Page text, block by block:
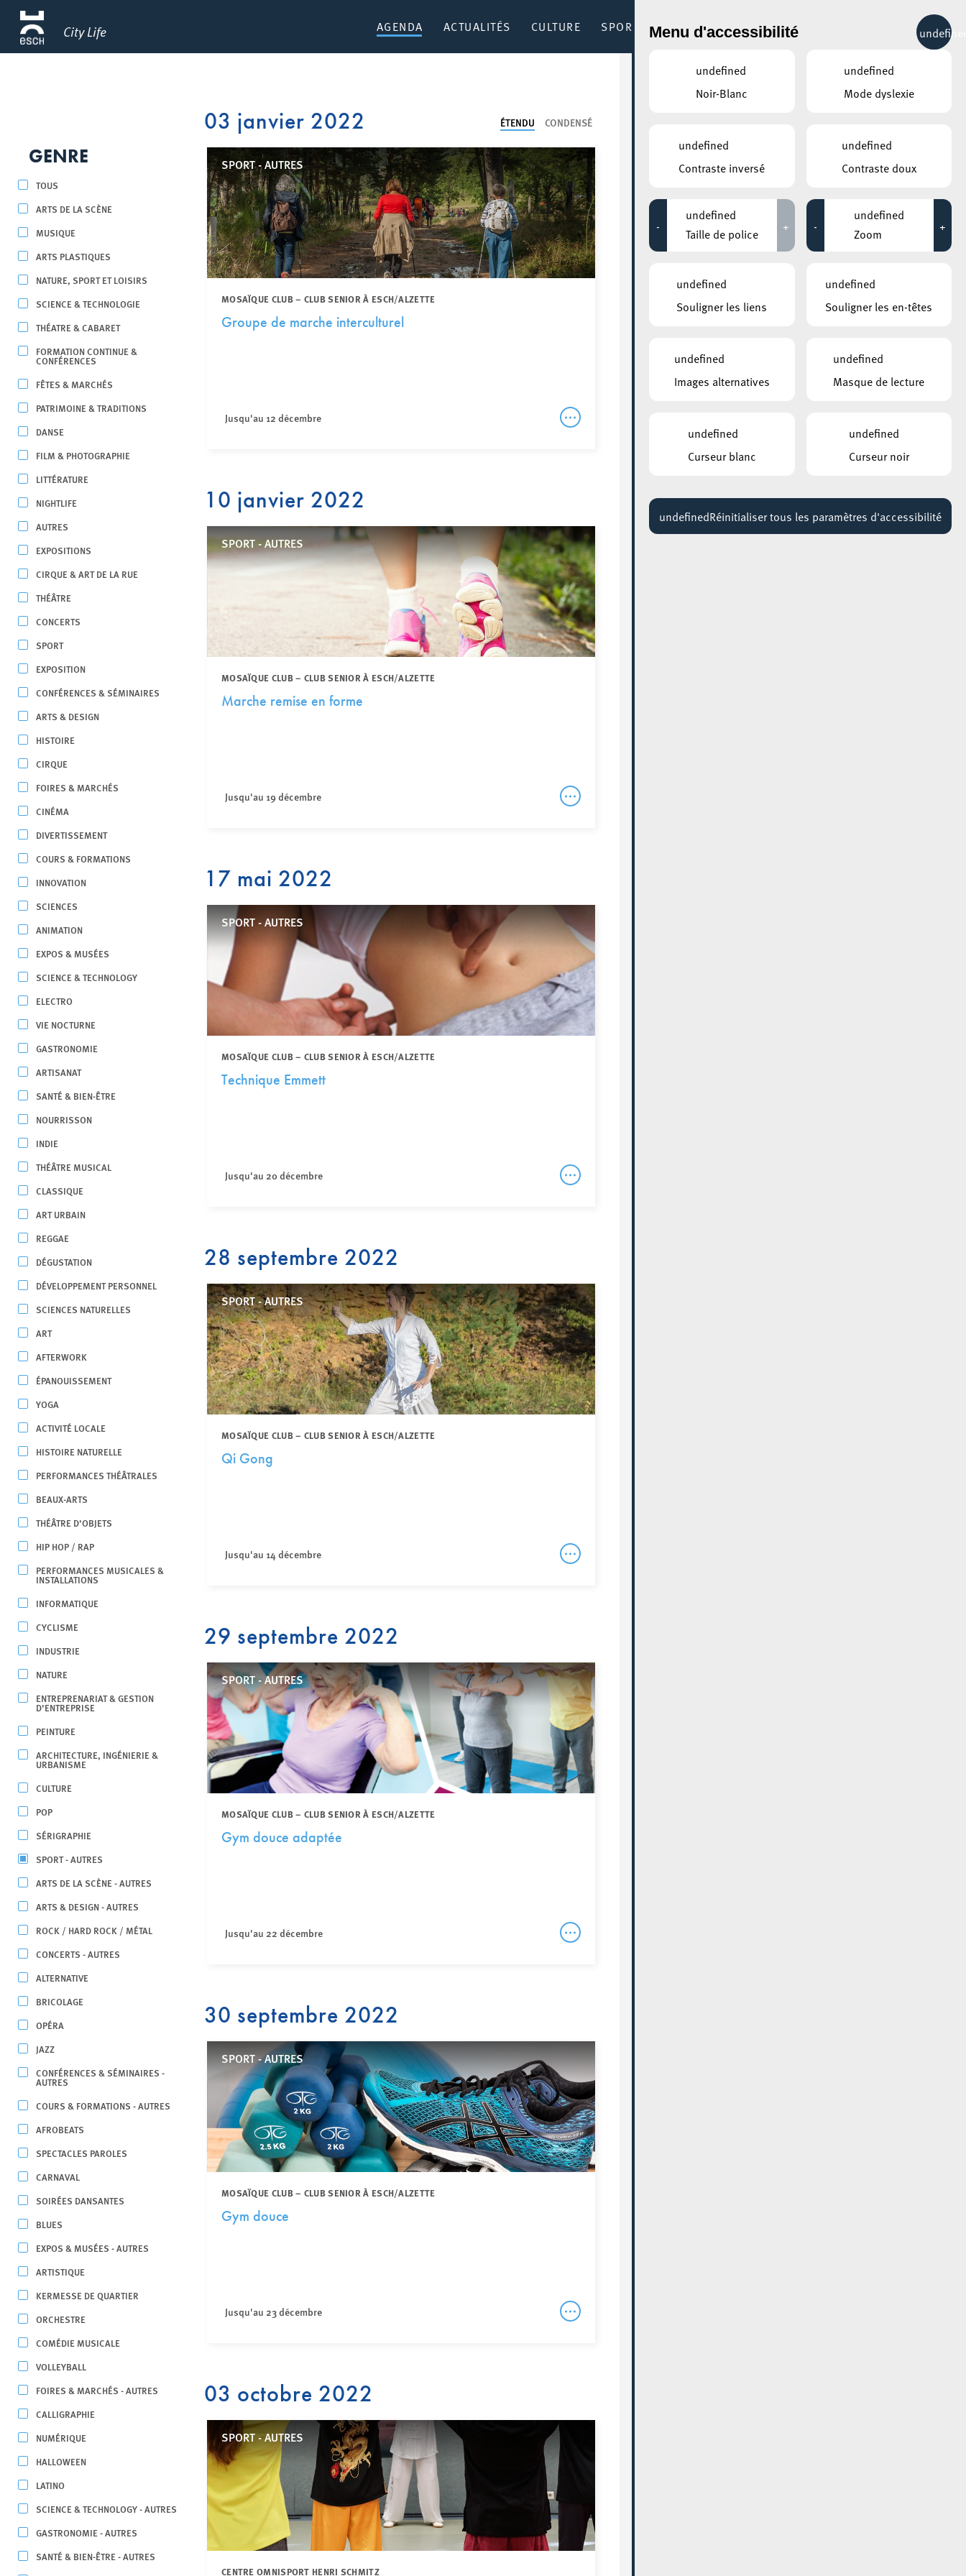
City Life AGENDA ACTUALITÉS CULTURE SPORT & RÉCRÉATION MOBILITÉ
GENRE
TOUS
ARTS DE LA SCÈNE
MUSIQUE
ARTS PLASTIQUES
NATURE, SPORT ET LOISIRS
SCIENCE & TECHNOLOGIE
THÉATRE & CABARET
FORMATION CONTINUE &
CONFÉRENCES
FÊTES & MARCHÉS
PATRIMOINE & TRADITIONS
DANSE
FILM & PHOTOGRAPHIE
LITTÉRATURE
NIGHTLIFE
AUTRES
EXPOSITIONS
CIRQUE & ART DE LA RUE
THÉÂTRE
CONCERTS
SPORT
EXPOSITION
CONFÉRENCES & SÉMINAIRES
ARTS & DESIGN
HISTOIRE
CIRQUE
FOIRES & MARCHÉS
CINÉMA
DIVERTISSEMENT
COURS & FORMATIONS
INNOVATION
SCIENCES
ANIMATION
EXPOS & MUSÉES
SCIENCE & TECHNOLOGY
ELECTRO
VIE NOCTURNE
GASTRONOMIE
ARTISANAT
SANTÉ & BIEN-ÊTRE
NOURRISSON
INDIE
THÉÂTRE MUSICAL
CLASSIQUE
ART URBAIN
REGGAE
DÉGUSTATION
DÉVELOPPEMENT PERSONNEL
SCIENCES NATURELLES
ART
AFTERWORK
ÉPANOUISSEMENT
YOGA
ACTIVITÉ LOCALE
HISTOIRE NATURELLE
PERFORMANCES THÉÂTRALES
BEAUX-ARTS
THÉÂTRE D’OBJETS
HIP HOP / RAP
PERFORMANCES MUSICALES &
INSTALLATIONS
INFORMATIQUE
CYCLISME
INDUSTRIE
NATURE
ENTREPRENARIAT & GESTION
D’ENTREPRISE
PEINTURE
ARCHITECTURE, INGÉNIERIE &
URBANISME
CULTURE
POP
SÉRIGRAPHIE
SPORT - AUTRES
ARTS DE LA SCÈNE - AUTRES
ARTS & DESIGN - AUTRES
ROCK / HARD ROCK / MÉTAL
CONCERTS - AUTRES
ALTERNATIVE
BRICOLAGE
OPÉRA
JAZZ
CONFÉRENCES & SÉMINAIRES -
AUTRES
COURS & FORMATIONS - AUTRES
AFROBEATS
SPECTACLES PAROLES
CARNAVAL
SOIRÉES DANSANTES
BLUES
EXPOS & MUSÉES - AUTRES
ARTISTIQUE
KERMESSE DE QUARTIER
ORCHESTRE
COMÉDIE MUSICALE
VOLLEYBALL
FOIRES & MARCHÉS - AUTRES
CALLIGRAPHIE
NUMÉRIQUE
HALLOWEEN
LATINO
SCIENCE & TECHNOLOGY - AUTRES
GASTRONOMIE - AUTRES
SANTÉ & BIEN-ÊTRE - AUTRES
ÉTENDU CONDENSÉ
03 janvier 2022
SPORT - AUTRES
MOSAÏQUE CLUB – CLUB SENIOR À ESCH/ALZETTE
Groupe de marche interculturel
Jusqu'au 12 décembre
10 janvier 2022
SPORT - AUTRES
MOSAÏQUE CLUB – CLUB SENIOR À ESCH/ALZETTE
Marche remise en forme
Jusqu'au 19 décembre
17 mai 2022
SPORT - AUTRES
MOSAÏQUE CLUB – CLUB SENIOR À ESCH/ALZETTE
Technique Emmett
Jusqu'au 20 décembre
28 septembre 2022
SPORT - AUTRES
MOSAÏQUE CLUB – CLUB SENIOR À ESCH/ALZETTE
Qi Gong
Jusqu'au 14 décembre
29 septembre 2022
SPORT - AUTRES
MOSAÏQUE CLUB – CLUB SENIOR À ESCH/ALZETTE
Gym douce adaptée
Jusqu'au 22 décembre
30 septembre 2022
SPORT - AUTRES
MOSAÏQUE CLUB – CLUB SENIOR À ESCH/ALZETTE
Gym douce
Jusqu'au 23 décembre
03 octobre 2022
SPORT - AUTRES
CENTRE OMNISPORT HENRI SCHMITZ
ÉVÉNEMENTS CONTINUS
30 JUIN 2020
Leo Capus
Jusqu'au 25 juillet
MBSR – Conference Mindfulness
18°C
Menu d'accessibilité
undefined
Noir-Blanc
undefined
Mode dyslexie
undefined
Contraste inversé
undefined
Contraste doux
-
undefined
Taille de police
+ -
undefined
Zoom
+
undefined
Souligner les liens
undefined
Souligner les en-têtes
undefined
Images alternatives
undefined
Masque de lecture
undefined
Curseur blanc
undefined
Curseur noir
undefinedRéinitialiser tous les paramètres d'accessibilité